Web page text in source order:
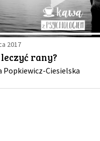
2017
rany?
Popkiewicz-Ciesielska